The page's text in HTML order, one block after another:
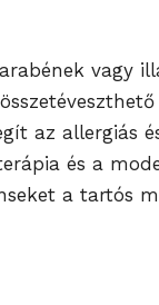
vagy
az allergiás
és a
a tartós